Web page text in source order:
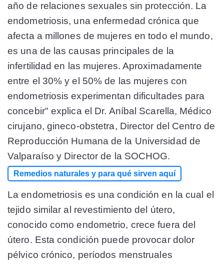
año de relaciones sexuales sin protección. La
endometriosis, una enfermedad crónica que
afecta a millones de mujeres en todo el mundo,
es una de las causas principales de la
infertilidad en las mujeres. Aproximadamente
entre el 30% y el 50% de las mujeres con
endometriosis experimentan dificultades para
concebir" explica el Dr. Aníbal Scarella, Médico
cirujano, gineco-obstetra, Director del Centro de
Reproducción Humana de la Universidad de
Valparaíso y Director de la SOCHOG.
Remedios naturales y para qué sirven aquí
La endometriosis es una condición en la cual el
tejido similar al revestimiento del útero,
conocido como endometrio, crece fuera del
útero. Esta condición puede provocar dolor
pélvico crónico, períodos menstruales